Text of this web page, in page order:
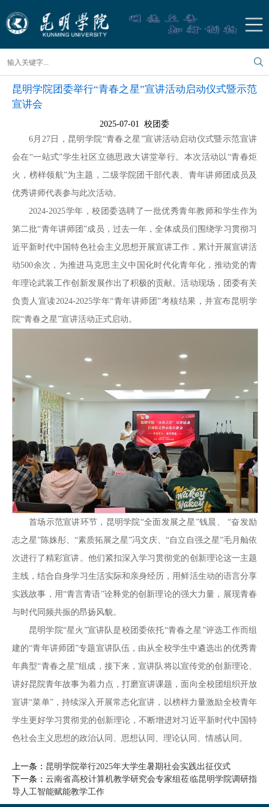
昆明学院团委举行“青春之星”宣讲活动启动仪式暨示范
宣讲会
2025-07-01 校团委
6月27日，昆明学院“青春之星”宣讲活动启动仪式暨示范宣讲
会在“一站式”学生社区立德思政大讲堂举行。本次活动以“青春炬
火，榜样领航”为主题，二级学院团干部代表、青年讲师团成员及
优秀讲师代表参与此次活动。
2024-2025学年，校团委选聘了一批优秀青年教师和学生作为
第二批“青年讲师团”成员，过去一年，全体成员们围绕学习贯彻习
近平新时代中国特色社会主义思想开展宣讲工作，累计开展宣讲活
动500余次，为推进马克思主义中国化时代化青年化，推动党的青
年理论武装工作创新发展作出了积极的贡献。活动现场，团委有关
负责人宣读2024-2025学年“青年讲师团”考核结果，并宣布昆明学
院“青春之星”宣讲活动正式启动。
首场示范宣讲环节，昆明学院“全面发展之星”钱晨、 “奋发励
志之星”陈姝彤、“素质拓展之星”冯文庆、“自立自强之星”毛月舢依
次进行了精彩宣讲。他们紧扣深入学习贯彻党的创新理论这一主题
主线，结合自身学习生活实际和亲身经历，用鲜活生动的语言分享
实践故事，用“青言青语”诠释党的创新理论的强大力量，展现青春
与时代同频共振的昂扬风貌。
昆明学院“星火”宣讲队是校团委依托“青春之星”评选工作而组
建的“青年讲师团”专题宣讲队伍，由从全校学生中遴选出的优秀青
年典型“青春之星”组成，接下来，宣讲队将以宣传党的创新理论、
讲好昆院青年故事为着力点，打磨宣讲课题，面向全校团组织开放
宣讲“菜单”，持续深入开展常态化宣讲，以榜样力量激励全校青年
学生更好学习贯彻党的创新理论，不断增进对习近平新时代中国特
色社会主义思想的政治认同、思想认同、理论认同、情感认同。
上一条： 昆明学院举行2025年大学生暑期社会实践出征仪式
下一条：云南省高校计算机教学研究会专家组莅临昆明学院调研指
导人工智能赋能教学工作